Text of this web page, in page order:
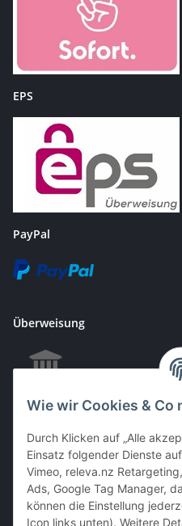
Wie wir Cookies & Co
Durch Klicken auf „Alle
Einsatz folgender Dienste
Vimeo, releva.nz
Ads, Google Tag Manager,
können die Einstellung
Icon links unten). Weitere
EPS
PayPal
Überweisung
EC & Kreditkartenzahlung bei
Barzahlung bei Abholung